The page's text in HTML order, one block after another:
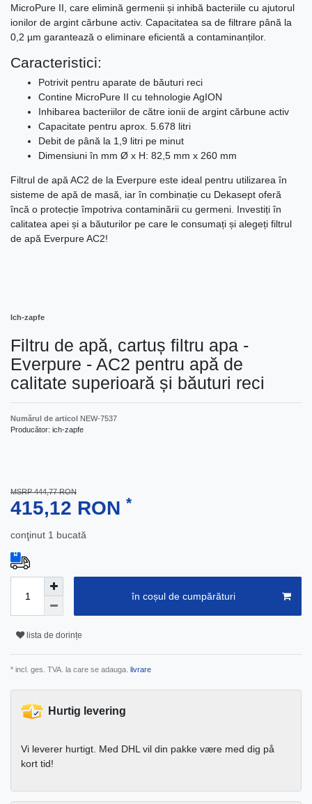
MicroPure II, care elimină germenii și inhibă bacteriile cu ajutorul
ionilor de argint cărbune activ. Capacitatea sa de filtrare până la
0,2 µm garantează o eliminare eficientă a contaminanților.
Caracteristici:
Potrivit pentru aparate de băuturi reci
Contine MicroPure II cu tehnologie AgION
Inhibarea bacteriilor de către ionii de argint cărbune activ
Capacitate pentru aprox. 5.678 litri
Debit de până la 1,9 litri pe minut
Dimensiuni în mm Ø x H: 82,5 mm x 260 mm
Filtrul de apă AC2 de la Everpure este ideal pentru utilizarea în
sisteme de apă de masă, iar în combinație cu Dekasept oferă
încă o protecție împotriva contaminării cu germeni. Investiți în
calitatea apei și a băuturilor pe care le consumați și alegeți filtrul
de apă Everpure AC2!
Ich-zapfe
Filtru de apă, cartuș filtru apa -
Everpure - AC2 pentru apă de
calitate superioară și băuturi reci
Numărul de articol NEW-7537
Producător: ich-zapfe
MSRP 444,77 RON
415,12 RON *
conţinut 1 bucată
în coșul de cumpărături
lista de dorințe
* incl. ges. TVA. la care se adauga. livrare
Hurtig levering
Vi leverer hurtigt. Med DHL vil din pakke være med dig på
kort tid!